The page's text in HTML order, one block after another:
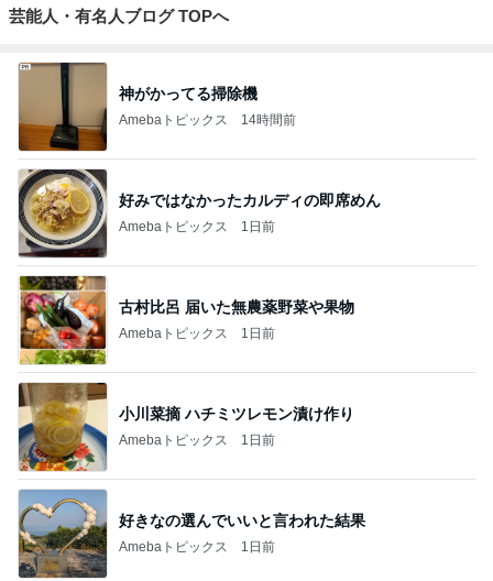
芸能人・有名人ブログ TOPへ
神がかってる掃除機
Amebaトピックス 14時間前
好みではなかったカルディの即席めん
Amebaトピックス 1日前
古村比呂 届いた無農薬野菜や果物
Amebaトピックス 1日前
小川菜摘 ハチミツレモン漬け作り
Amebaトピックス 1日前
好きなの選んでいいと言われた結果
Amebaトピックス 1日前